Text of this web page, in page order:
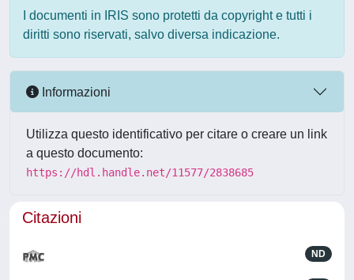
I documenti in IRIS sono protetti da copyright e tutti i
diritti sono riservati, salvo diversa indicazione.
Informazioni
Utilizza questo identificativo per citare o creare un link
a questo documento:
https://hdl.handle.net/11577/2838685
Citazioni
ND